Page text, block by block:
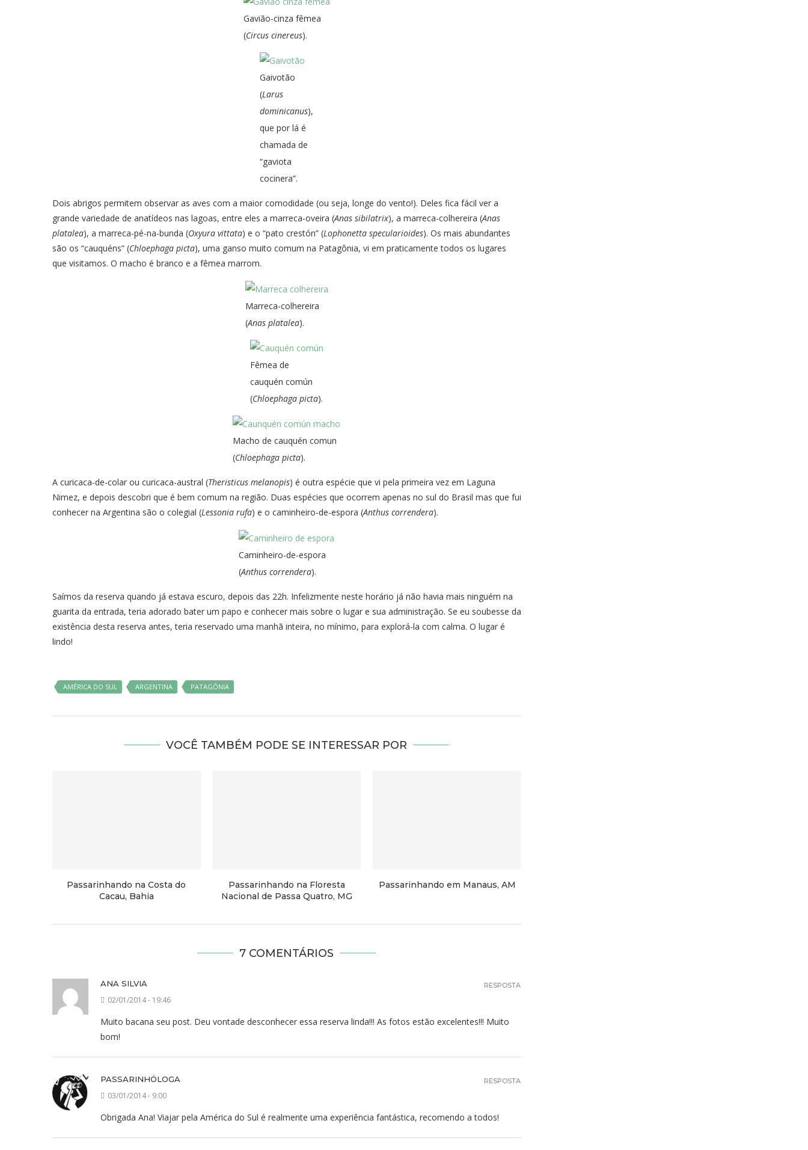
Gavião-cinza fêmea
(Circus cinereus).
Gaivotão
(Larus
dominicanus),
que por lá é
chamada de
“gaviota
cocinera”.
Dois abrigos permitem observar as aves com a maior comodidade (ou seja, longe do vento!). Deles fica fácil ver a
grande variedade de anatídeos nas lagoas, entre eles a marreca-oveira (Anas sibilatrix), a marreca-colhereira (Anas
platalea), a marreca-pé-na-bunda (Oxyura vittata) e o “pato crestón” (Lophonetta specularioides). Os mais abundantes
são os “cauquéns” (Chloephaga picta), uma ganso muito comum na Patagônia, vi em praticamente todos os lugares
que visitamos. O macho é branco e a fêmea marrom.
Marreca-colhereira
(Anas platalea).
Fêmea de
cauquén común
(Chloephaga picta).
Macho de cauquén comun
(Chloephaga picta).
A curicaca-de-colar ou curicaca-austral (Theristicus melanopis) é outra espécie que vi pela primeira vez em Laguna
Nimez, e depois descobri que é bem comum na região. Duas espécies que ocorrem apenas no sul do Brasil mas que fui
conhecer na Argentina são o colegial (Lessonia rufa) e o caminheiro-de-espora (Anthus correndera).
Caminheiro-de-espora
(Anthus correndera).
Saímos da reserva quando já estava escuro, depois das 22h. Infelizmente neste horário já não havia mais ninguém na
guarita da entrada, teria adorado bater um papo e conhecer mais sobre o lugar e sua administração. Se eu soubesse da
existência desta reserva antes, teria reservado uma manhã inteira, no mínimo, para explorá-la com calma. O lugar é
lindo!
AMÉRICA DO SUL ARGENTINA PATAGÔNIA
VOCÊ TAMBÉM PODE SE INTERESSAR POR
Passarinhando na Costa do
Cacau, Bahia
Passarinhando na Floresta
Nacional de Passa Quatro, MG
Passarinhando em Manaus, AM
7 COMENTÁRIOS
ANA SILVIA
02/01/2014 - 19:46
Muito bacana seu post. Deu vontade desconhecer essa reserva linda!!! As fotos estão excelentes!!! Muito
bom!
RESPOSTA
PASSARINHÓLOGA
03/01/2014 - 9:00
Obrigada Ana! Viajar pela América do Sul é realmente uma experiência fantástica, recomendo a todos!
RESPOSTA